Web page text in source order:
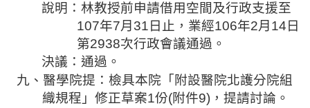
說明：林教授前申請借用空間及行政支援至
107年7月 31 日止，業經106年2月 14 日
第2938次行政會議通過。
決議：通過。
九、醫學院提：檢具本院「附設醫院北護分院組
織規程」修正草案1份(附件9) ，提請討論。